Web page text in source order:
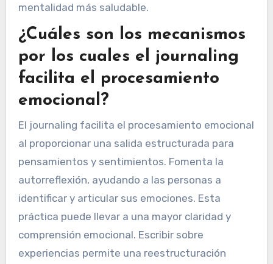
mentalidad más saludable.
¿Cuáles son los mecanismos
por los cuales el journaling
facilita el procesamiento
emocional?
El journaling facilita el procesamiento emocional
al proporcionar una salida estructurada para
pensamientos y sentimientos. Fomenta la
autorreflexión, ayudando a las personas a
identificar y articular sus emociones. Esta
práctica puede llevar a una mayor claridad y
comprensión emocional. Escribir sobre
experiencias permite una reestructuración